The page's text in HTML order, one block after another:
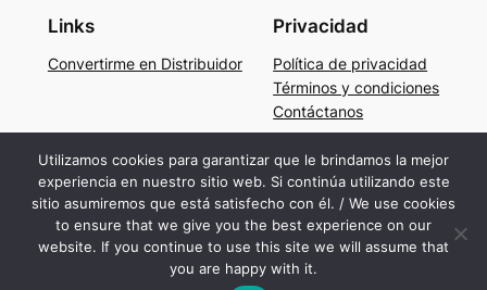
Links
Convertirme en Distribuidor
Privacidad
Política de privacidad
Términos y condiciones
Contáctanos
Social
Facebook
Instagram
TikTok
Utilizamos cookies para garantizar que le brindamos la mejor
experiencia en nuestro sitio web. Si continúa utilizando este
sitio asumiremos que está satisfecho con él. / We use cookies
to ensure that we give you the best experience on our
website. If you continue to use this site we will assume that
you are happy with it.